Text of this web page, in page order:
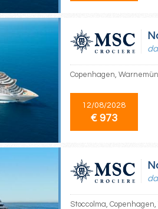
da
Copenhagen,
12/08/2028
€ 973
da
Stoccolma,